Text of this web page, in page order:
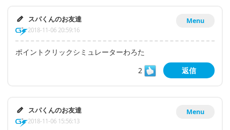
Menu
スパくんのお友達
2018-11-06 20:59:16
ポイントクリックシミュレーターわろた
2
返信
Menu
スパくんのお友達
2018-11-06 15:56:13